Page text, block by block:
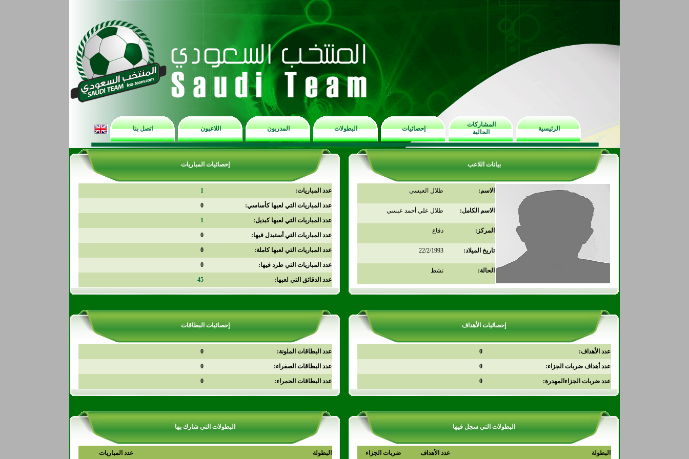
الرئيسية
المشاركات
الحالية
إحصائيات البطولات المدربون اللاعبون اتصل بنا
بيانات اللاعب إحصائيات المباريات
الاسم: طلال العبسي
الاسم الكامل: طلال علي أحمد عبسي
المركز: دفاع
تاريخ الميلاد: 22/2/1993
الحالة: نشط
عدد المباريات: 1
عدد المباريات التي لعبها كأساسي: 0
عدد المباريات التي لعبها كبديل: 1
عدد المباريات التي أستبدل فيها: 0
عدد المباريات التي لعبها كاملة: 0
عدد المباريات التي طرد فيها: 0
عدد الدقائق التي لعبها: 45
إحصائيات الأهداف إحصائيات البطاقات
عدد الأهداف: 0
عدد أهداف ضربات الجزاء: 0
عدد ضربات الجزاءالمهدرة: 0
عدد البطاقات الملونة: 0
عدد البطاقات الصفراء: 0
عدد البطاقات الحمراء: 0
البطولات التي سجل فيها البطولات التي شارك بها
البطولة عدد الأهداف ضربات الجزاء البطولة عدد المباريات